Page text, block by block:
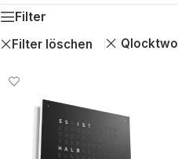
Filter
Filter löschen Qlocktwo